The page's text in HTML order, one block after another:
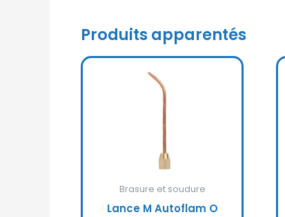
Produits apparentés
Brasure et soudure
Lance M Autoflam O